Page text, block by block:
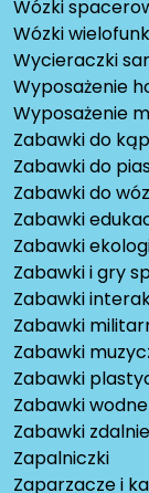
Wózki
Wózki
Wycieraczki
Wyposażenie
Wyposażenie
Zabawki do
Zabawki do
Zabawki do
Zabawki
Zabawki
Zabawki i gry
Zabawki
Zabawki
Zabawki
Zabawki
Zabawki wodne
Zabawki
Zapalniczki
Zaparzacze i